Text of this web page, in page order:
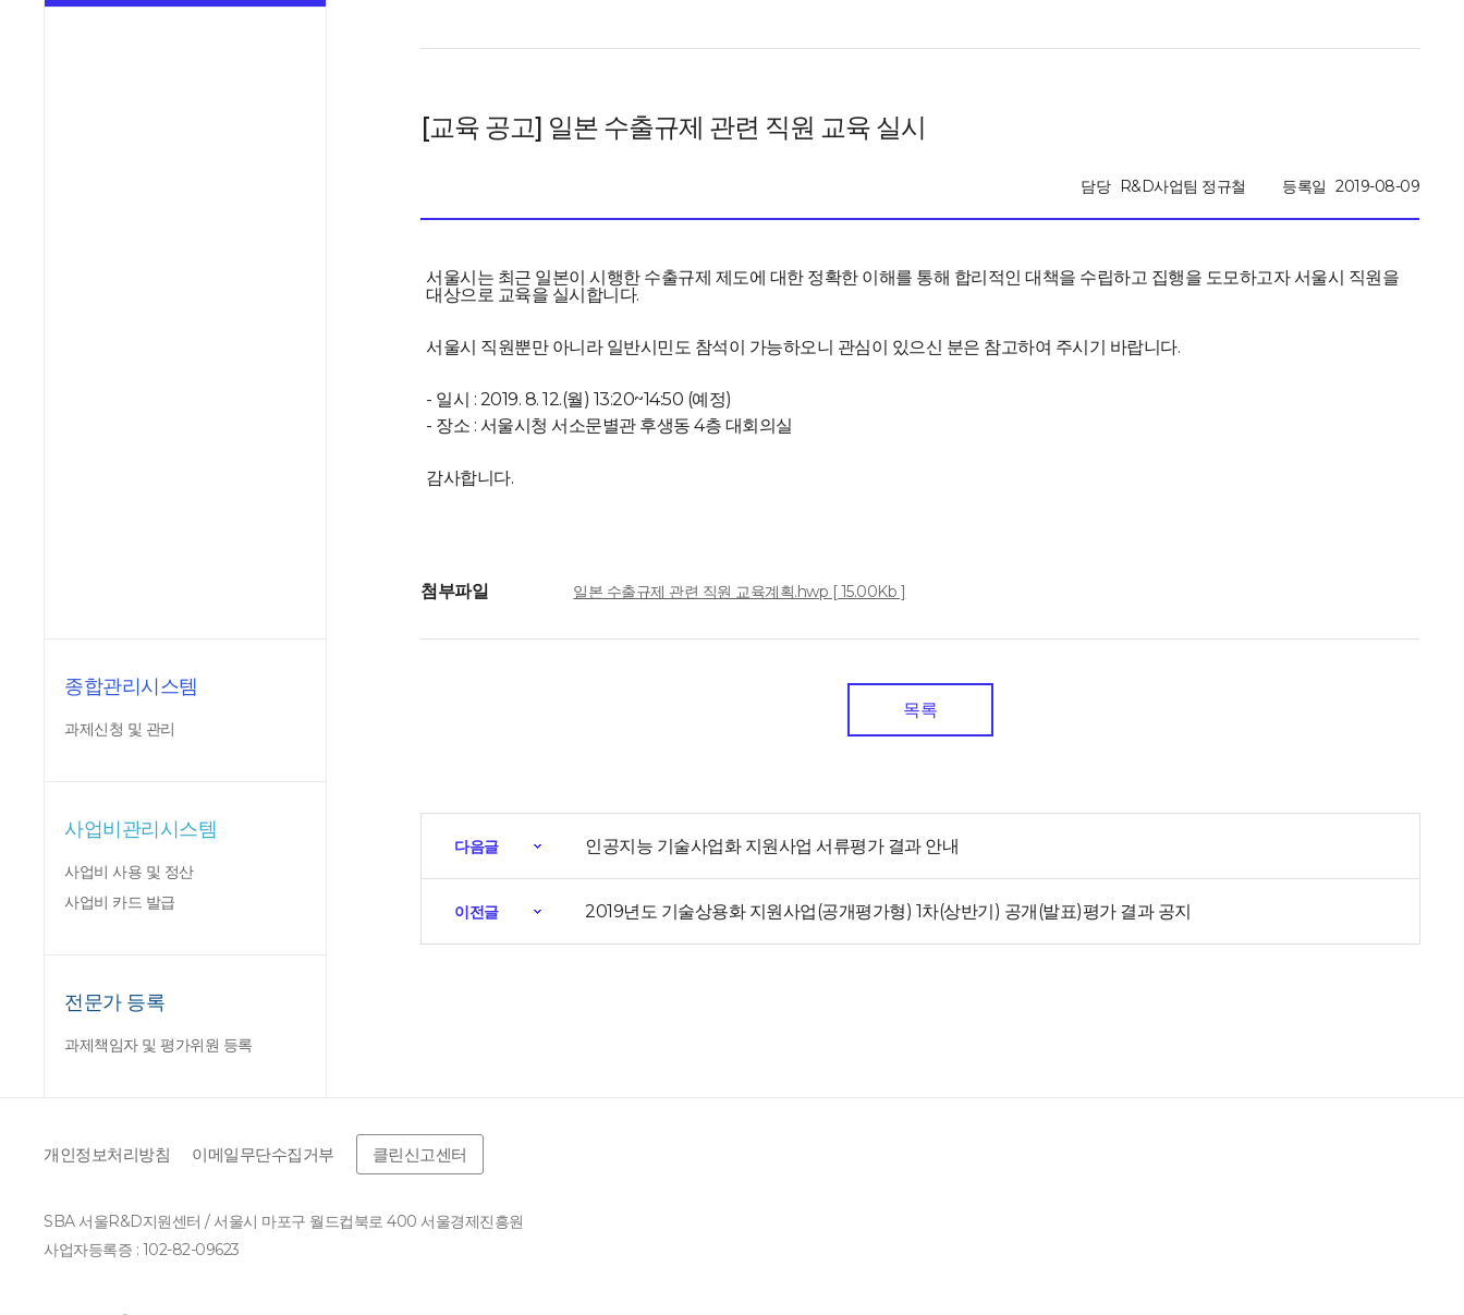
종합관리시스템
과제신청 및 관리
사업비관리시스템
사업비 사용 및 정산
사업비 카드 발급
전문가 등록
과제책임자 및 평가위원 등록
[교육 공고] 일본 수출규제 관련 직원 교육 실시
담당 R&D사업팀 정규철 등록일 2019-08-09
서울시는 최근 일본이 시행한 수출규제 제도에 대한 정확한 이해를 통해 합리적인 대책을 수립하고 집행을 도모하고자 서울시 직원을
대상으로 교육을 실시합니다.
서울시 직원뿐만 아니라 일반시민도 참석이 가능하오니 관심이 있으신 분은 참고하여 주시기 바랍니다.
- 일시 : 2019. 8. 12.(월) 13:20~14:50 (예정)
- 장소 : 서울시청 서소문별관 후생동 4층 대회의실
감사합니다.
첨부파일 일본 수출규제 관련 직원 교육계획.hwp [ 15.00Kb ]
목록
다음글 인공지능 기술사업화 지원사업 서류평가 결과 안내
이전글 2019년도 기술상용화 지원사업(공개평가형) 1차(상반기) 공개(발표)평가 결과 공지
개인정보처리방침 이메일무단수집거부 클린신고센터
SBA 서울R&D지원센터 / 서울시 마포구 월드컵북로 400 서울경제진흥원
사업자등록증 : 102-82-09623